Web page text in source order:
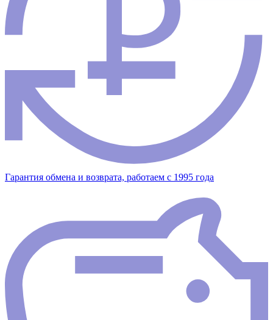
Гарантия обмена и возврата, работаем с 1995 года